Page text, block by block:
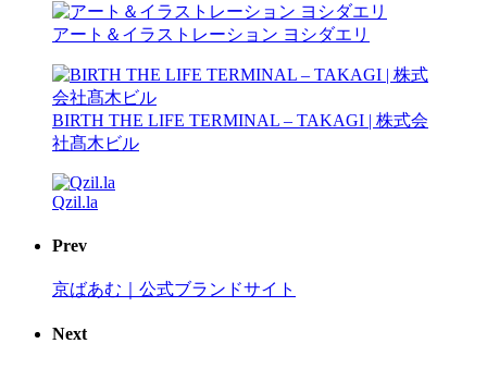
アート＆イラストレーション ヨシダエリ
BIRTH THE LIFE TERMINAL – TAKAGI | 株式会
社髙木ビル
Qzil.la
Prev
京ばあむ｜公式ブランドサイト
Next